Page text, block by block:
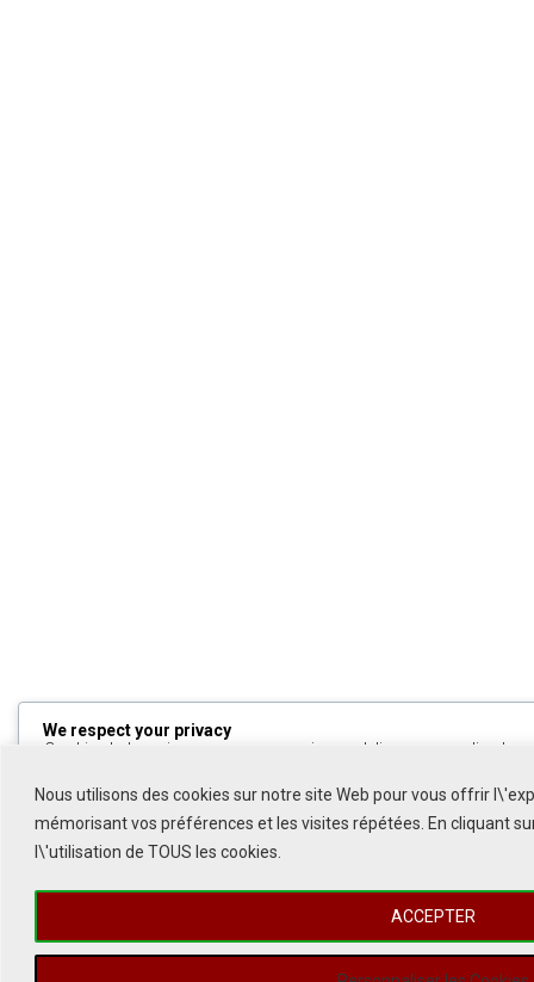
Nous utilisons des cookies sur notre site Web pour vous offrir
mémorisant vos préférences et les visites répétées. En cliquant
l\'utilisation de TOUS les cookies.
ACCEPTER
We respect your privacy
Cookies help us improve your experience, deliver personalized
Allto decline non-essential cookies.
Reject All
Powered by
1